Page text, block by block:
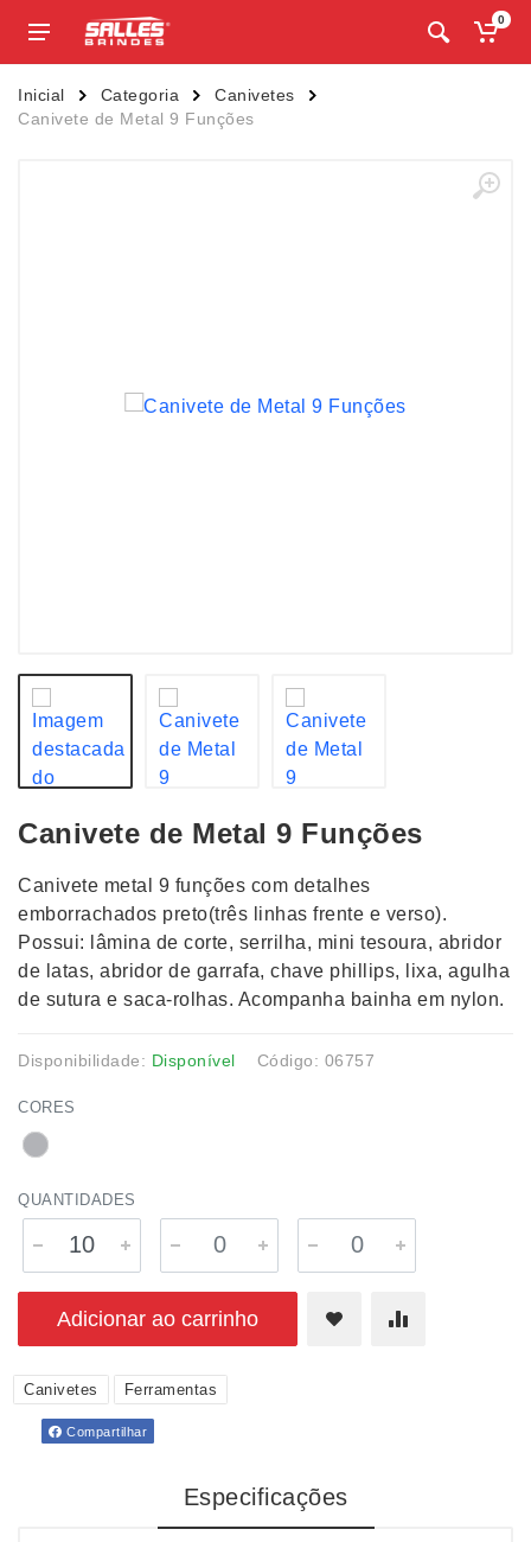
0
Inicial Categoria
Canivetes
Canivete de Metal 9 Funções
Canivete de Metal 9 Funções
Canivete metal 9 funções com detalhes
emborrachados preto(três linhas frente e verso).
Possui: lâmina de corte, serrilha, mini tesoura, abridor
de latas, abridor de garrafa, chave phillips, lixa, agulha
de sutura e saca-rolhas. Acompanha bainha em nylon.
Disponibilidade: Disponível Código: 06757
CORES
QUANTIDADES
Adicionar ao carrinho
Canivetes Ferramentas
Compartilhar
Especificações